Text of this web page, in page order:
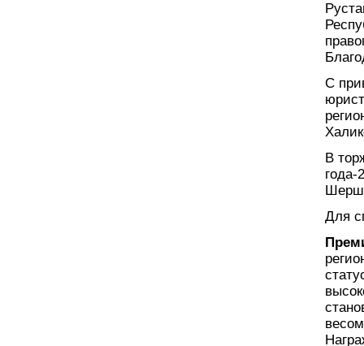
С
В
года-
Для